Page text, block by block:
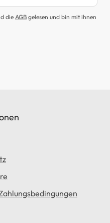
dieAGB gelesen und bin mit ihnen